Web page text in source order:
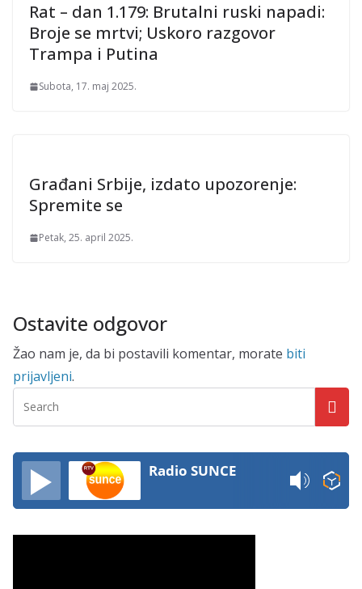
Rat – dan 1.179: Brutalni ruski napadi:
Broje se mrtvi; Uskoro razgovor
Trampa i Putina
Subota, 17. maj 2025.
Građani Srbije, izdato upozorenje:
Spremite se
Petak, 25. april 2025.
Ostavite odgovor
Žao nam je, da bi postavili komentar, morate biti
prijavljeni.
Radio SUNCE